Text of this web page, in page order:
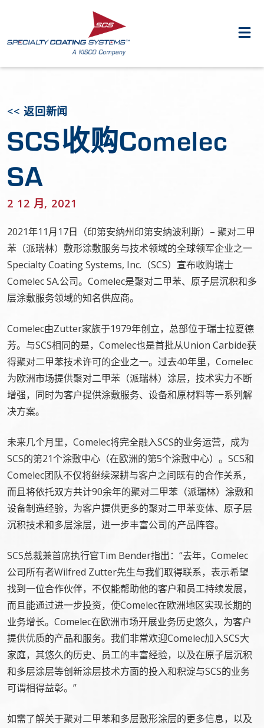
<< 返回新闻
SCS收购Comelec
SA
2 12 月, 2021
2021年11月17日（印第安纳州印第安纳波利斯）– 聚对二甲
苯（派瑞林）敷形涂敷服务与技术领域的全球领军企业之一
Specialty Coating Systems, Inc.（SCS）宣布收购瑞士
Comelec SA.公司。Comelec是聚对二甲苯、原子层沉积和多
层涂敷服务领域的知名供应商。
Comelec由Zutter家族于1979年创立，总部位于瑞士拉夏德
芳。与SCS相同的是，Comelec也是首批从Union Carbide获
得聚对二甲苯技术许可的企业之一。过去40年里，Comelec
为欧洲市场提供聚对二甲苯（派瑞林）涂层，技术实力不断
增强，同时为客户提供涂敷服务、设备和原材料等一系列解
决方案。
未来几个月里，Comelec将完全融入SCS的业务运营，成为
SCS的第21个涂敷中心（在欧洲的第5个涂敷中心）。SCS和
Comelec团队不仅将继续深耕与客户之间既有的合作关系，
而且将依托双方共计90余年的聚对二甲苯（派瑞林）涂敷和
设备制造经验，为客户提供更多的聚对二甲苯变体、原子层
沉积技术和多层涂层，进一步丰富公司的产品阵容。
SCS总裁兼首席执行官Tim Bender指出：“去年，Comelec
公司所有者Wilfred Zutter先生与我们取得联系，表示希望
找到一位合作伙伴，不仅能帮助他的客户和员工持续发展，
而且能通过进一步投资，使Comelec在欧洲地区实现长期的
业务增长。Comelec在欧洲市场开展业务历史悠久，为客户
提供优质的产品和服务。我们非常欢迎Comelec加入SCS大
家庭，其悠久的历史、员工的丰富经验，以及在原子层沉积
和多层涂层等创新涂层技术方面的投入和积淀与SCS的业务
可谓相得益彰。”
如需了解关于聚对二甲苯和多层敷形涂层的更多信息，以及